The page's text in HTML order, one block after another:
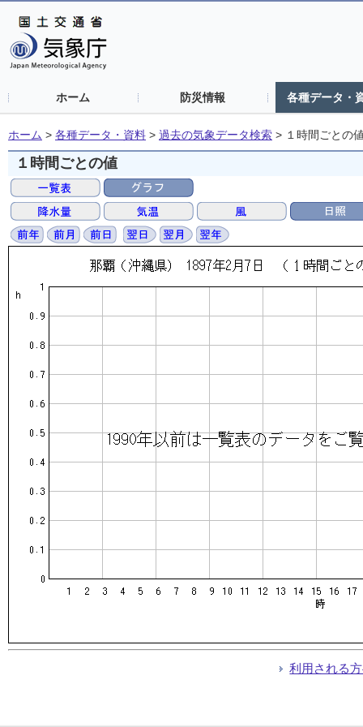
ホーム 防災情報 各種データ・
ホーム > 各種データ・資料 > 過去の気象データ検索 > １時間ごとの
１時間ごとの値
利用される